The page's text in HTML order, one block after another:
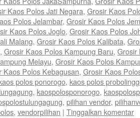
Kaos Polos Jati Negara, Grosir Kaos
Polos Jelambar, Grosir Kaos Polos
Kaos Polos Joglo, Grosir Kaos Polos
Malang, Grosir Kaos Polos Kalibata,
, Grosir Kaos Polos Kampung Baru, Grosir
Melayu, Grosir Kaos Polos
Kaos Polos Kebagusan, Grosir Kaos
polos ponorogo, kaos polos
, kaospolosponorogo,
, pilihan vendor,
, vendorpilihan | Tinggalkan komentar